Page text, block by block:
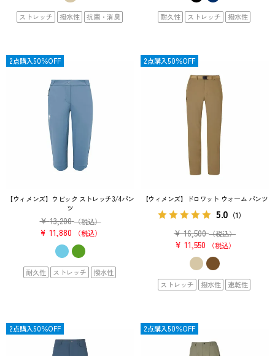
ストレッチ 撥水性 抗菌・消臭 耐久性 ストレッチ 撥水性
【ウィメンズ】ウビック ストレッチ3/4パン
ツ
¥ 13,200 （税込）
¥ 11,880 税込
OUTLET
耐久性 ストレッチ 撥水性
2点購入50％OFF
【ウィメンズ】ドロワット ウォーム パンツ
5.0 （1）
¥ 16,500 （税込）
¥ 11,550 税込
OUTLET
ストレッチ 撥水性 速乾性
2点購入50％OFF
OUTLET
2点購入50％OFF OUTLET
2点購入50％OFF